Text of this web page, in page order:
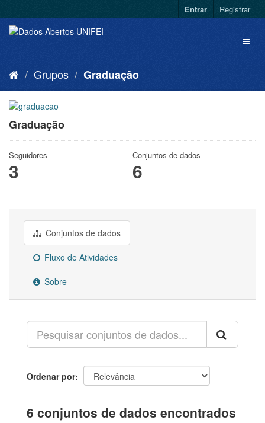
Entrar Registrar
Grupos Graduação
Graduação
Seguidores
3
Conjuntos de dados
6
Conjuntos de dados
Fluxo de Atividades
Sobre
Ordenar por
6 conjuntos de dados encontrados